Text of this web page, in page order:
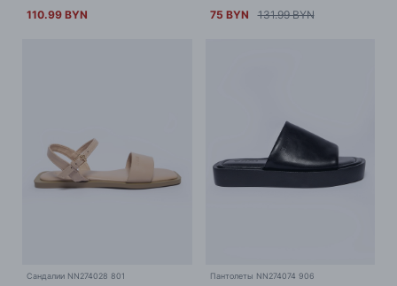
110.99 BYN
75 BYN
131.99 BYN
Сандалии NN274028 801 Пантолеты NN274074 906